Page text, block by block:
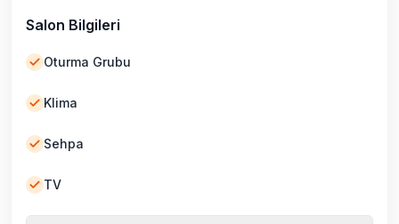
Salon Bilgileri
Oturma Grubu
Klima
Sehpa
TV